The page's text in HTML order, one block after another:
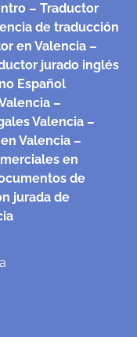
– Traductor
de traducción
en Valencia –
jurado inglés
Español
–
Valencia –
Valencia –
en
de
jurada de